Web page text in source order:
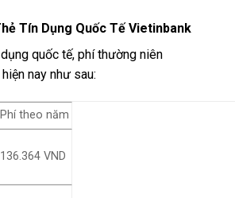
Tín Dụng Quốc Tế Vietinbank
quốc tế, phí thường niên
nay như sau:
Phí theo năm
136.364 VND